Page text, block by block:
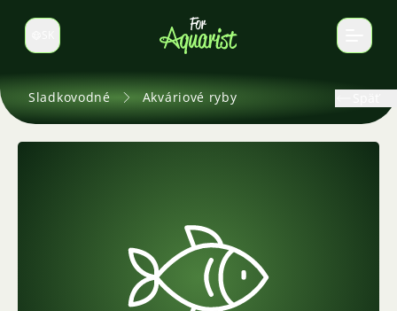
Prepnúť jazyk
Sladkovodné Akváriové ryby